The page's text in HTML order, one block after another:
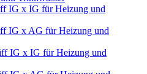
IG x IG für Heizung und
IG x AG für Heizung und
IG x IG für Heizung und